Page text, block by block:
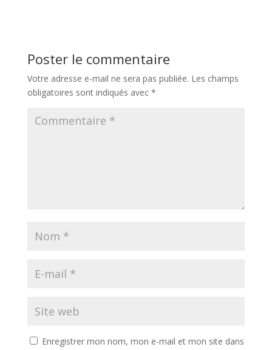
Poster le commentaire
Votre adresse e-mail ne sera pas publiée. Les champs
obligatoires sont indiqués avec *
Enregistrer mon nom, mon e-mail et mon site dans